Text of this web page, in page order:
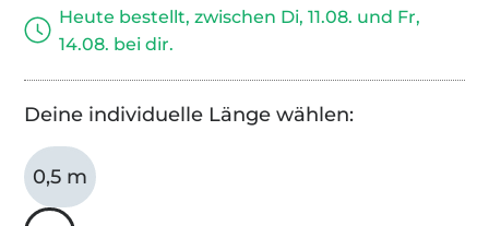
Heute bestellt, zwischen Di, 11.08. und Fr,
14.08. bei dir.
Deine individuelle Länge wählen:
0,5 m